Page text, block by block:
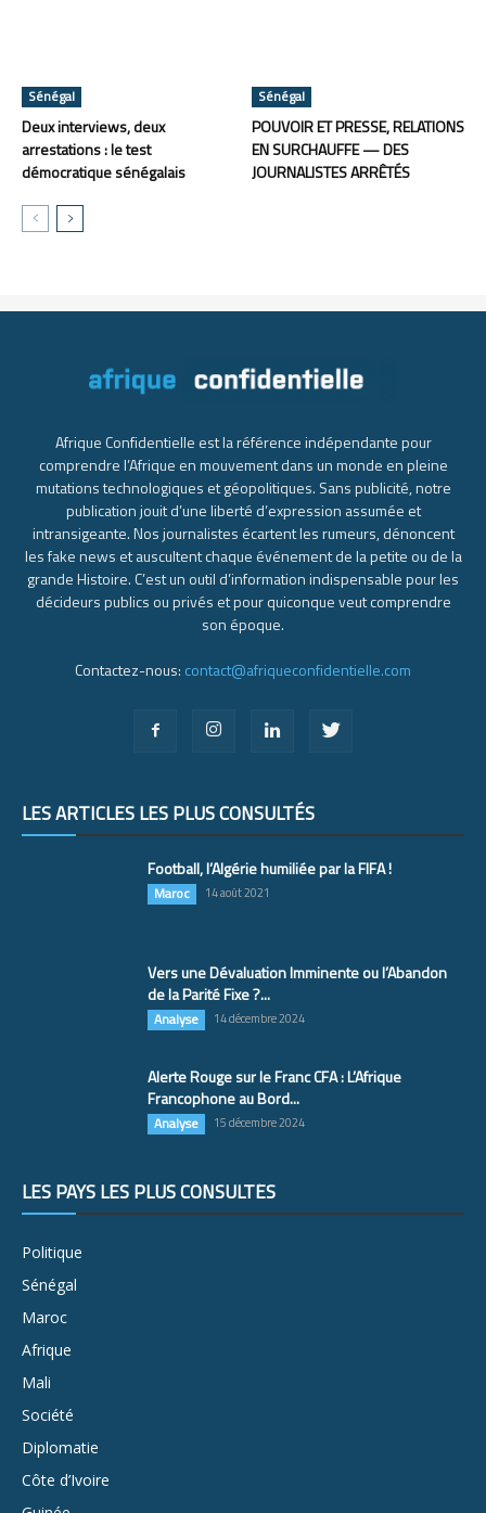
Sénégal
Deux interviews, deux
arrestations : le test
démocratique sénégalais
Sénégal
POUVOIR ET PRESSE, RELATIONS
EN SURCHAUFFE — DES
JOURNALISTES ARRÊTÉS
Afrique Confidentielle est la référence indépendante pour
comprendre l’Afrique en mouvement dans un monde en pleine
mutations technologiques et géopolitiques. Sans publicité, notre
publication jouit d’une liberté d’expression assumée et
intransigeante. Nos journalistes écartent les rumeurs, dénoncent
les fake news et auscultent chaque événement de la petite ou de la
grande Histoire. C’est un outil d’information indispensable pour les
décideurs publics ou privés et pour quiconque veut comprendre
son époque.
Contactez-nous: contact@afriqueconfidentielle.com
LES ARTICLES LES PLUS CONSULTÉS
Football, l’Algérie humiliée par la FIFA !
Maroc 14 août 2021
Vers une Dévaluation Imminente ou l’Abandon
de la Parité Fixe ?...
Analyse 14 décembre 2024
Alerte Rouge sur le Franc CFA : L’Afrique
Francophone au Bord...
Analyse 15 décembre 2024
LES PAYS LES PLUS CONSULTÉS
Politique
Sénégal
Maroc
Afrique
Mali
Société
Diplomatie
Côte d’Ivoire